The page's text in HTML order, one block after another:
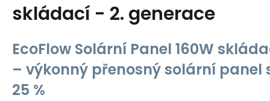
skládací - 2. generace
EcoFlow Solární Panel 160W
– výkonný přenosný solární panel
25 %